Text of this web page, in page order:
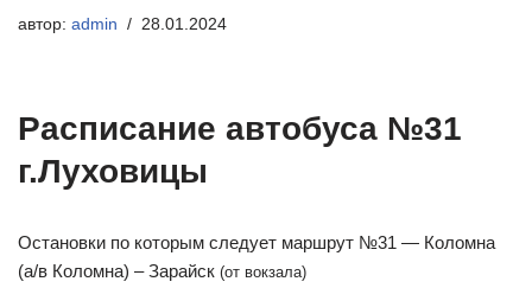
автор: admin 28.01.2024
Расписание автобуса №31
г.Луховицы
Остановки по которым следует маршрут №31 — Коломна
(а/в Коломна) – Зарайск (от вокзала)